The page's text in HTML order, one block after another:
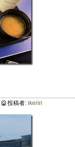
投稿者: ikeriri